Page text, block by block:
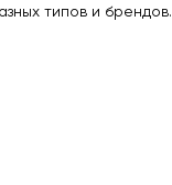
типов и брендов.